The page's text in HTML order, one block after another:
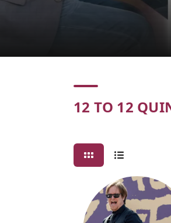
Concert
12 TO 12